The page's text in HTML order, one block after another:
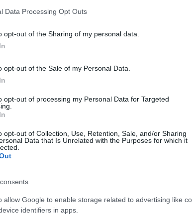
Data Processing Opt Outs
opt-out of the Sharing of my personal data.
opt-out of the Sale of my Personal Data.
opt-out of processing my Personal Data for Targeted
opt-out of Collection, Use, Retention, Sale, and/or Sharing
Data that Is Unrelated with the Purposes for which it
allow Google to enable storage related to advertising like
identifiers in apps.
a LeEco Le Pro 3
vett a LeEco
dupla kamerás moduljai
és az Oppo is a megrendelők között van.